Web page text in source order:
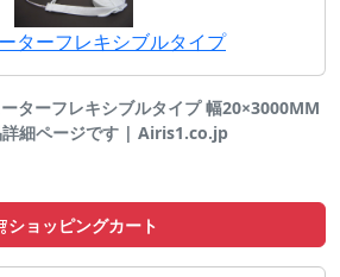
ターフレキシブルタイプ
ターフレキシブルタイプ 幅20×3000MM
詳細ページです | Airis1.co.jp
ショッピングカート